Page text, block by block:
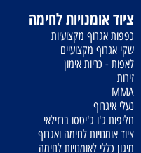
ציוד אומנויות לחימה
כפפות אגרוף מקצועיות
שקי אגרוף מקצועיים
לאפות - כריות אימון
זירות
MMA
נעלי איגרוף
חליפות ג'ו ג'יטסו ברזילאי
ציוד אומנויות לחימה ואגרוף
מיגון כללי לאומנויות לחימה